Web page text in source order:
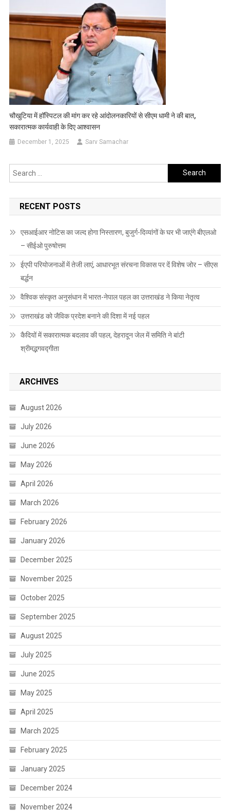
चौखुटिया में हॉस्पिटल की मांग कर रहे आंदोलनकारियों से सीएम धामी ने की बात,
सकारात्मक कार्यवाही के दिए आश्वासन
December 1, 2025 Sarv Samachar
Search
for:
RECENT POSTS
एसआईआर नोटिस का जल्द होगा निस्तारण, बुजुर्ग-दिव्यांगों के घर भी जाएंगे बीएलओ
– सीईओ पुरुषोत्तम
ईएपी परियोजनाओं में तेजी लाएं, आधारभूत संरचना विकास पर दें विशेष जोर – सीएस
बर्द्धन
वैश्विक संस्कृत अनुसंधान में भारत-नेपाल पहल का उत्तराखंड ने किया नेतृत्व
उत्तराखंड को जैविक प्रदेश बनाने की दिशा में नई पहल
कैदियों में सकारात्मक बदलाव की पहल, देहरादून जेल में समिति ने बांटी
श्रीमद्भगवद्गीता
ARCHIVES
August 2026
July 2026
June 2026
May 2026
April 2026
March 2026
February 2026
January 2026
December 2025
November 2025
October 2025
September 2025
August 2025
July 2025
June 2025
May 2025
April 2025
March 2025
February 2025
January 2025
December 2024
November 2024